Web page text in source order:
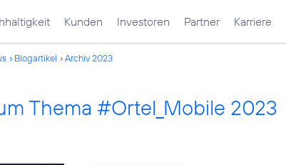
Kunden Investoren Partner Karriere
Blogartikel Archiv 2023
Thema #Ortel_Mobile 2023